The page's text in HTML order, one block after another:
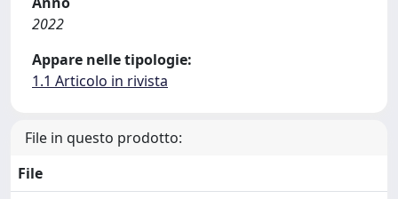
2022
Appare nelle tipologie:
1.1 Articolo in rivista
File in questo prodotto:
File